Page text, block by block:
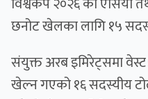
छनोट खेलका लागि १५
संयुक्त अरब इमिरेट्समा
खेल्न गएको १६ सदस्यीय